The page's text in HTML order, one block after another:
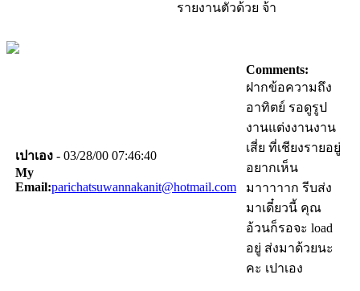
รายงานตัวด้วย จ้า
เปาเอง - 03/28/00 07:46:40
My
Email:parichatsuwannakanit@hotmail.com
Comments:
ฝากข้อความถึง
อาทิตย์ รอดูรูป
งานแต่งงานงาน
เสี่ย ที่เชียงรายอยู่
อยากเห็น
มาาาาาก รีบส่ง
มาเดี๋ยวนี้ คุณ
อ้วนก็รอจะ load
อยู่ ส่งมาด้วยนะ
คะ เปาเอง